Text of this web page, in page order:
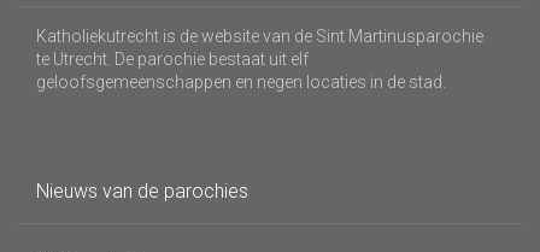
Katholiekutrecht is de website van de Sint Martinusparochie
te Utrecht. De parochie bestaat uit elf
geloofsgemeenschappen en negen locaties in de stad.
Nieuws van de parochies